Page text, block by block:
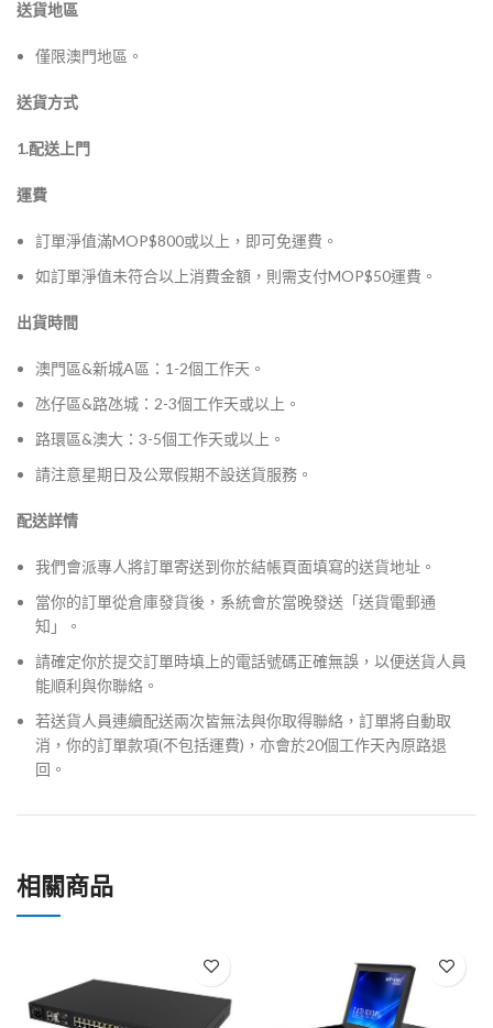
送貨地區
僅限澳門地區。
送貨方式
1.配送上門
運費
訂單淨值滿MOP$800或以上，即可免運費。
如訂單淨值未符合以上消費金額，則需支付MOP$50運費。
出貨時間
澳門區&新城A區：1-2個工作天。
氹仔區&路氹城：2-3個工作天或以上。
路環區&澳大：3-5個工作天或以上。
請注意星期日及公眾假期不設送貨服務。
配送詳情
我們會派專人將訂單寄送到你於結帳頁面填寫的送貨地址。
當你的訂單從倉庫發貨後，系統會於當晚發送「送貨電郵通
知」。
請確定你於提交訂單時填上的電話號碼正確無誤，以便送貨人員
能順利與你聯絡。
若送貨人員連續配送兩次皆無法與你取得聯絡，訂單將自動取
消，你的訂單款項(不包括運費)，亦會於20個工作天內原路退
回。
相關商品